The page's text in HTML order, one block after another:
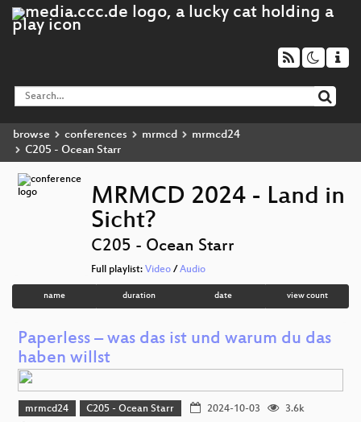
browse conferences mrmcd
mrmcd24
C205 - Ocean Starr
MRMCD 2024 - Land in
Sicht?
C205 - Ocean Starr
Full playlist:Video /Audio
name duration date view count
Paperless – was das ist und warum du das
haben willst
mrmcd24 C205 - Ocean Starr 2024-10-03
3.6k